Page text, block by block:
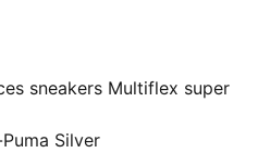
sneakers Multiflex super
parfaitement ajustés aux
semelle externe
Silver